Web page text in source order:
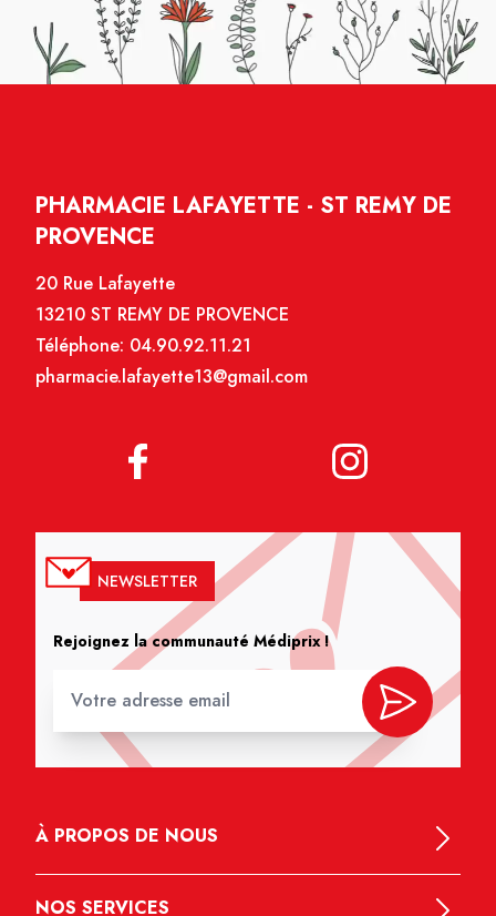
PHARMACIE LAFAYETTE - ST REMY DE
PROVENCE
20 Rue Lafayette
13210 ST REMY DE PROVENCE
Téléphone: 04.90.92.11.21
pharmacie.lafayette13@gmail.com
NEWSLETTER
Rejoignez la communauté Médiprix !
À PROPOS DE NOUS
NOS SERVICES